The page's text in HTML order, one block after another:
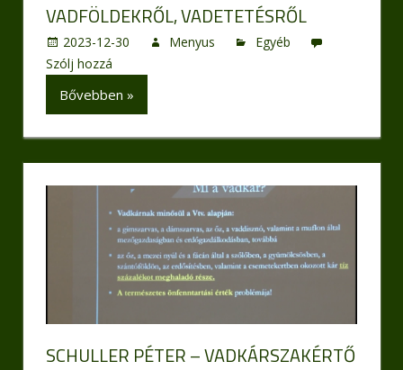
VADFÖLDEKRŐL, VADETETÉSRŐL
2023-12-30 Menyus
Egyéb
Szólj hozzá
Bővebben »
SCHULLER PÉTER – VADKÁRSZAKÉRTŐ